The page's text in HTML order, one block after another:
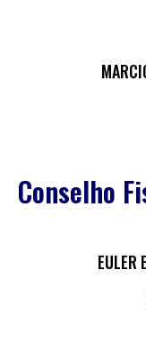
Conselho
EULER